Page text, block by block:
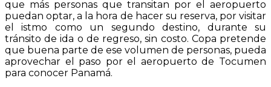
que más personas que transitan por el aeropuerto
puedan optar, a la hora de hacer su reserva, por visitar
el istmo como un segundo destino, durante su
tránsito de ida o de regreso, sin costo. Copa pretende
que buena parte de ese volumen de personas, pueda
aprovechar el paso por el aeropuerto de Tocumen
para conocer Panamá.